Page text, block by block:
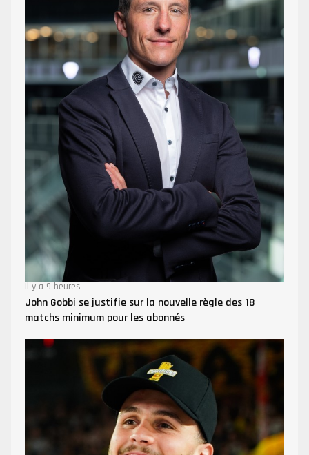
Il y a 9 heures
John Gobbi se justifie sur la nouvelle règle des 18
matchs minimum pour les abonnés